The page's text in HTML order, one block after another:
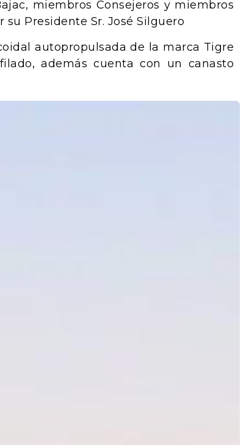
miembros Consejeros y miembros
Presidente Sr. José Silguero
autopropulsada de la marca Tigre
además cuenta con un canasto